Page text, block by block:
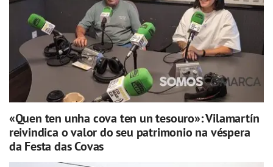
«Quen ten unha cova ten un tesouro»: Vilamartín
reivindica o valor do seu patrimonio na véspera
da Festa das Covas